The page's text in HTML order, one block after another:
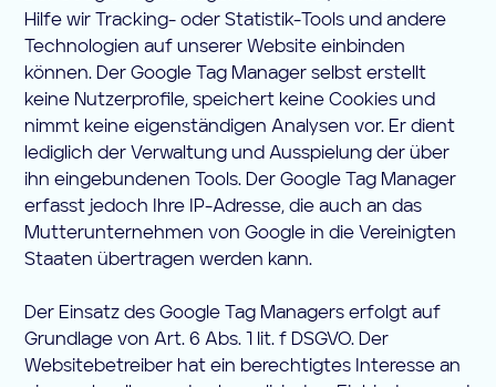
Hilfe wir Tracking- oder Statistik-Tools und andere
Technologien auf unserer Website einbinden
können. Der Google Tag Manager selbst erstellt
keine Nutzerprofile, speichert keine Cookies und
nimmt keine eigenständigen Analysen vor. Er dient
lediglich der Verwaltung und Ausspielung der über
ihn eingebundenen Tools. Der Google Tag Manager
erfasst jedoch Ihre IP-Adresse, die auch an das
Mutterunternehmen von Google in die Vereinigten
Staaten übertragen werden kann.
Der Einsatz des Google Tag Managers erfolgt auf
Grundlage von Art. 6 Abs. 1 lit. f DSGVO. Der
Websitebetreiber hat ein berechtigtes Interesse an